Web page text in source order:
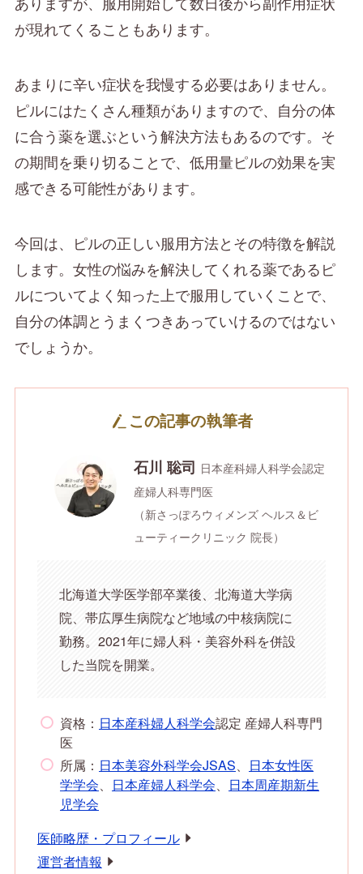
が現れてくることもあります。
あまりに辛い症状を我慢する必要はありません。
ピルにはたくさん種類がありますので、自分の体
に合う薬を選ぶという解決方法もあるのです。そ
の期間を乗り切ることで、低用量ピルの効果を実
感できる可能性があります。
今回は、ピルの正しい服用方法とその特徴を解説
します。女性の悩みを解決してくれる薬であるピ
ルについてよく知った上で服用していくことで、
自分の体調とうまくつきあっていけるのではない
でしょうか。
この記事の執筆者
石川 聡司 日本産科婦人科学会認定
産婦人科専門医
（新さっぽろウィメンズ ヘルス＆ビ
ューティークリニック 院長）
北海道大学医学部卒業後、北海道大学病
院、帯広厚生病院など地域の中核病院に
勤務。2021年に婦人科・美容外科を併設
した当院を開業。
資格： 日本産科婦人科学会認定 産婦人科専門
医
所属： 日本美容外科学会JSAS、 日本女性医
学学会、 日本産婦人科学会、 日本周産期新生
児学会
医師略歴・プロフィール
運営者情報